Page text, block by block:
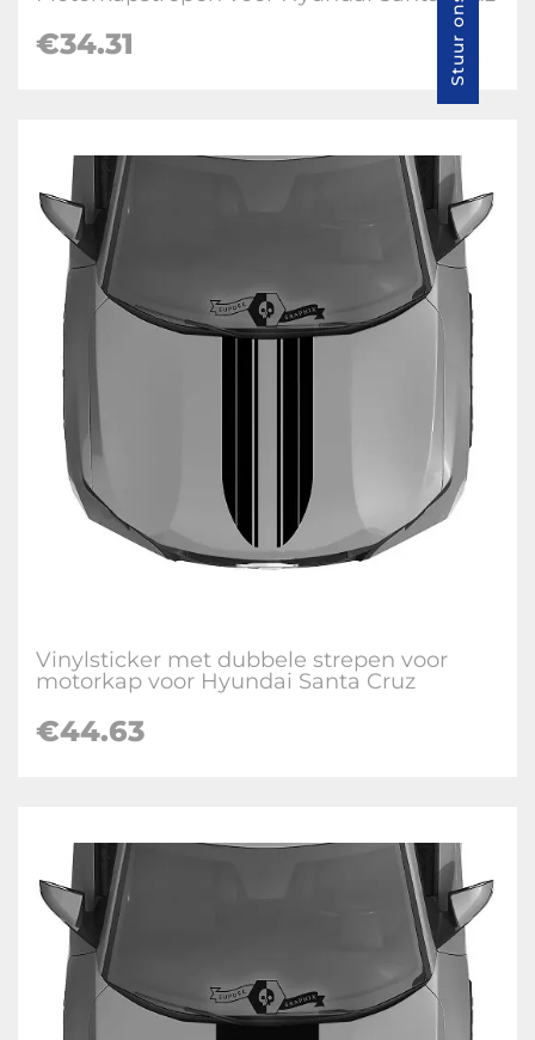
€34.31
Vinylsticker met dubbele strepen voor
motorkap voor Hyundai Santa Cruz
€44.63